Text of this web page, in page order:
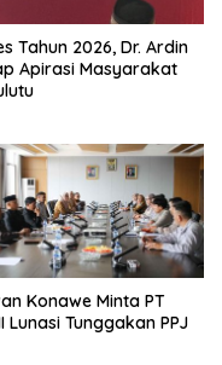
Tahun 2026, Dr. Ardin
Apirasi Masyarakat
Konawe Minta PT
Lunasi Tunggakan PPJ